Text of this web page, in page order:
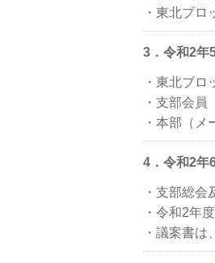
・東北ブ
3．令和2年
・東北ブロ
・支部会
・本部（メ
4．令和2
・支部総
・令和2年
・議案書は